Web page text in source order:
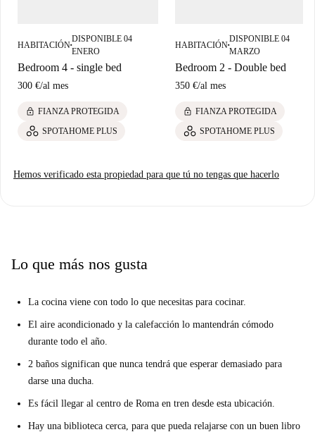
HABITACIÓN■
DISPONIBLE 04
ENERO
Bedroom 4 - single bed
300 €/al mes
lock FIANZA PROTEGIDA
SPOTAHOME PLUS
HABITACIÓN■
DISPONIBLE 04
MARZO
Bedroom 2 - Double bed
350 €/al mes
lock FIANZA PROTEGIDA
SPOTAHOME PLUS
Hemos verificado esta propiedad para que tú no tengas que hacerlo
Lo que más nos gusta
La cocina viene con todo lo que necesitas para cocinar.
El aire acondicionado y la calefacción lo mantendrán cómodo
durante todo el año.
2 baños significan que nunca tendrá que esperar demasiado para
darse una ducha.
Es fácil llegar al centro de Roma en tren desde esta ubicación.
Hay una biblioteca cerca, para que pueda relajarse con un buen libro